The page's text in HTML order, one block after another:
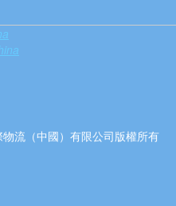
流（中國）有限公司版權所有